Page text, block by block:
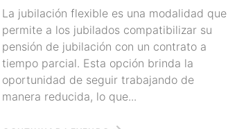
La jubilación flexible es una modalidad que
permite a los jubilados compatibilizar su
pensión de jubilación con un contrato a
tiempo parcial. Esta opción brinda la
oportunidad de seguir trabajando de
manera reducida, lo que...